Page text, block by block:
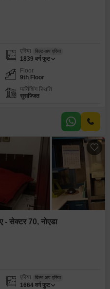
एरिया बिल्ट-अप एरिया
1839 वर्ग फुट
Floor
9th Floor
फर्निशिंग स्थिति
सुसज्जित
- सेक्टर 70, नोएडा
एरिया बिल्ट-अप एरिया
1664 वर्ग फुट